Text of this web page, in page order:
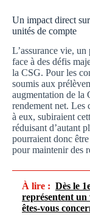
Un impact direct
unités de compte
L’assurance vie,
face à des défis
la CSG. Pour les
soumis aux
augmentation de la
rendement net. Les
à eux, subiraient
réduisant d’autant
pourraient donc
pour maintenir des
À lire : Dès le
représentent
êtes-vous